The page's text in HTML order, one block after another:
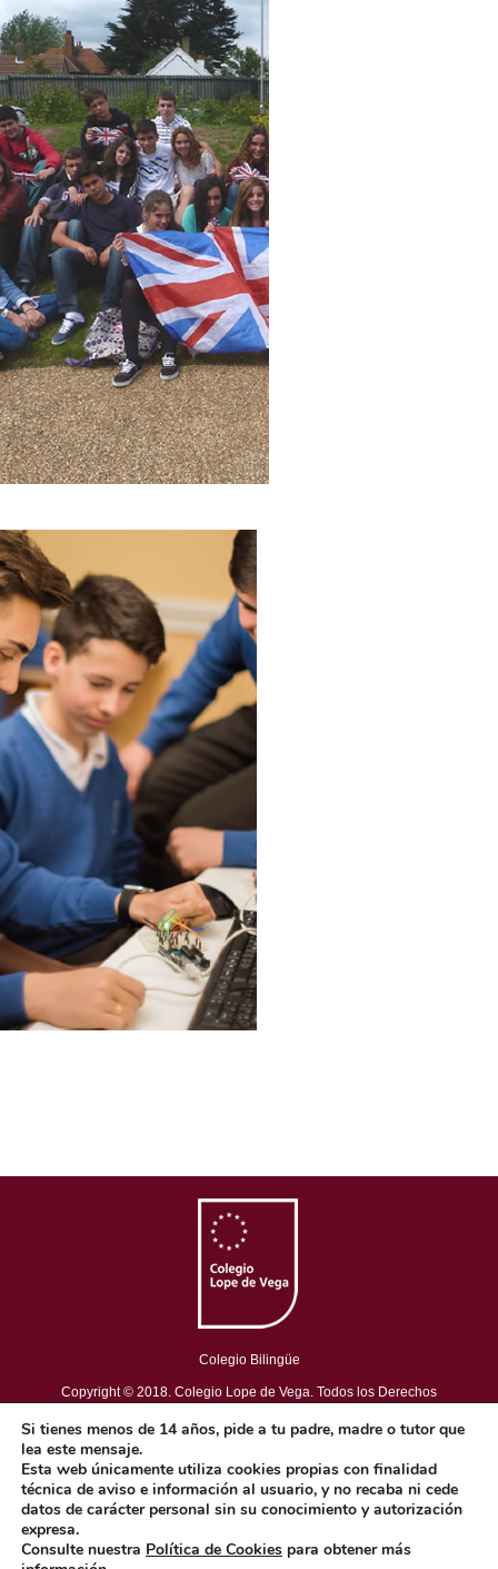
Colegio Bilingüe
Copyright © 2018. Colegio Lope de Vega. Todos los Derechos
Aviso Legal-Política de privacidad-Política de cookies
Concepto diseño y desarrollo web BRAND IN HEAVEN
Si tienes menos de 14 años, pide a tu padre, madre o tutor que
lea este mensaje.
Esta web únicamente utiliza cookies propias con finalidad
técnica de aviso e información al usuario, y no recaba ni cede
datos de carácter personal sin su conocimiento y autorización
expresa.
Consulte nuestra Política de Cookies para obtener más